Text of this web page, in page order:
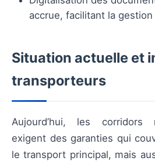
accrue, facilitant la
Situation actuelle et
transporteurs
Aujourd’hui, les corridors
exigent des garanties qui
le transport principal, mais